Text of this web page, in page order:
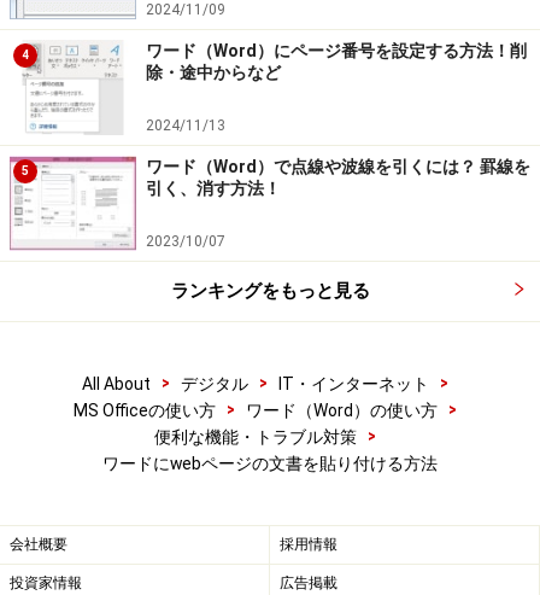
文字情報だけをword文書に貼り付けたい場
合
上記の手順では、文字や画像がそのままの形式で貼り付
けられます。たとえば、文字にフォントやサイズ・色な
どが設定されていればそのまま貼り付けられますし、画
像もそのままです。ただし、「画像もいらないし、フォ
ントや文字色などの書式情報もいらない。文字だけが必
は、次のように操作してください。
1.先の手順でWord文書にWebページの情報を貼り付けた
直後です。貼り付けた情報の右下に表示されるボタンに
マウスポインタを合わせます。
2024/11/09
4
ワード（Word）にページ番号を設定する方法！削
除・途中からなど
2024/11/13
5
ワード（Word）で点線や波線を引くには？ 罫線を
引く、消す方法！
2023/10/07
ランキングをもっと見る
All About > デジタル > IT・インターネット
>
MS Officeの使い方
> ワード（Word）の使い方
>
便利な機能・トラブル対策
>
ワードにwebページの文書を貼り付ける方法
会社概要 採用情報
投資家情報 広告掲載